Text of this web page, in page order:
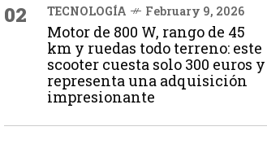
02 TECNOLOGÍA February 9, 2026
Motor de 800 W, rango de 45
km y ruedas todo terreno: este
scooter cuesta solo 300 euros y
representa una adquisición
impresionante